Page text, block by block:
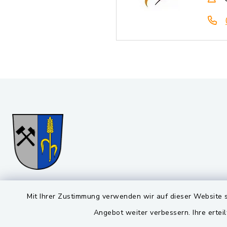
Mit Ihrer Zustimmung verwenden wir auf dieser
Angebot weiter verbessern. Ihre
Gemeinde Stulln